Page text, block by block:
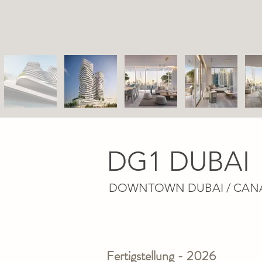
DG1 DUBAI
DOWNTOWN DUBAI /
Fertigstellung - 2026